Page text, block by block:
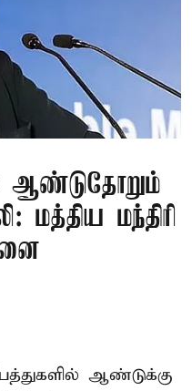
ஆண்டுதோறும்
மத்திய மந்திரி
ஆண்டுக்கு